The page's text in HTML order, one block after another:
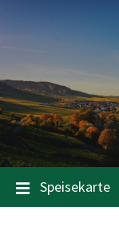
springen
springen
springen
Speisekarte